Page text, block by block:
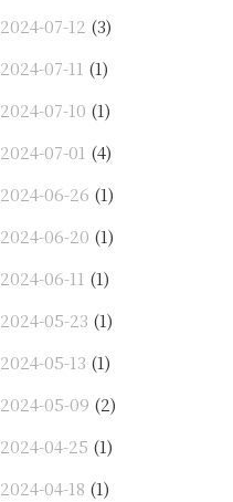
2024-07-12 (3)
2024-07-11 (1)
2024-07-10 (1)
2024-07-01 (4)
2024-06-26 (1)
2024-06-20 (1)
2024-06-11 (1)
2024-05-23 (1)
2024-05-13 (1)
2024-05-09 (2)
2024-04-25 (1)
2024-04-18 (1)